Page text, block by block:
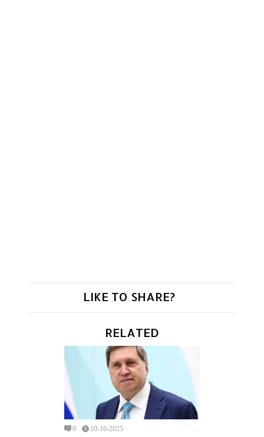
LIKE TO SHARE?
RELATED
0 10-16-2025